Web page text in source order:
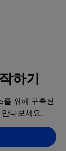
하기
를 위해 구축된
만나보세요.